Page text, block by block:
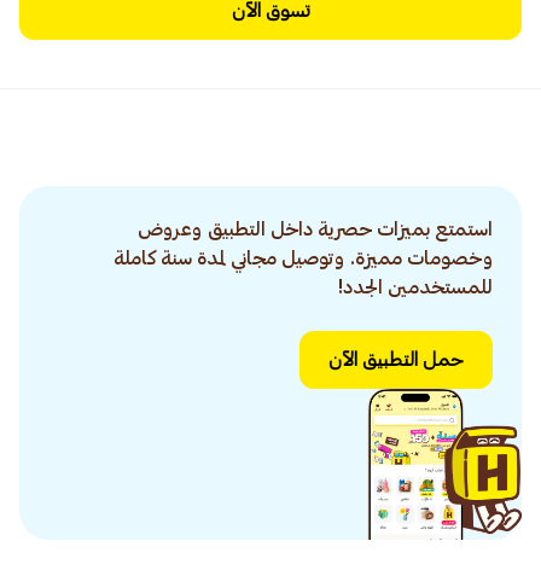
تسوق الآن
استمتع بميزات حصرية داخل التطبيق وعروض
وخصومات مميزة. وتوصيل مجاني لمدة سنة كاملة
للمستخدمين الجدد!
حمل التطبيق الآن